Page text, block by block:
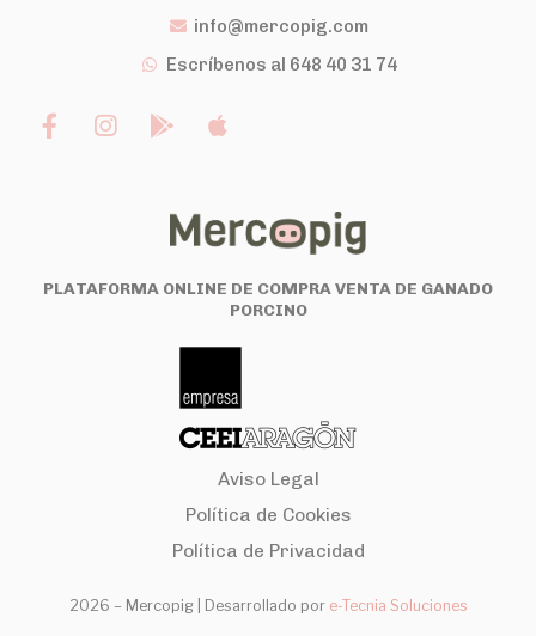
info@mercopig.com
Escríbenos al 648 40 31 74
PLATAFORMA ONLINE DE COMPRA VENTA DE GANADO
PORCINO
Aviso Legal
Política de Cookies
Política de Privacidad
2026 – Mercopig | Desarrollado por e-Tecnia Soluciones